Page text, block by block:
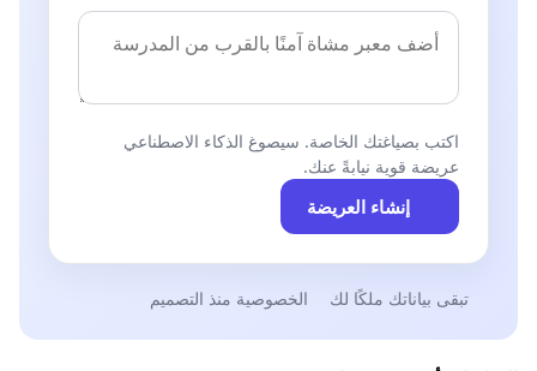
اكتب بصياغتك الخاصة. سيصوغ الذكاء الاصطناعي
عريضة قوية نيابةً عنك.
إنشاء العريضة
تبقى بياناتك ملكًا لك الخصوصية منذ التصميم